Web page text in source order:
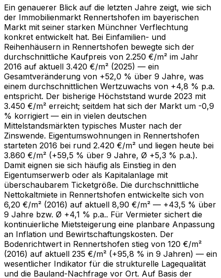
Ein genauerer Blick auf die letzten Jahre zeigt, wie sich
der Immobilienmarkt Rennertshofen im bayerischen
Markt mit seiner starken Münchner Verflechtung
konkret entwickelt hat. Bei Einfamilien- und
Reihenhäusern in Rennertshofen bewegte sich der
durchschnittliche Kaufpreis von 2.250 €/m² im Jahr
2016 auf aktuell 3.420 €/m² (2025) — ein
Gesamtveränderung von +52,0 % über 9 Jahre, was
einem durchschnittlichen Wertzuwachs von +4,8 % p.a.
entspricht. Der bisherige Höchststand wurde 2023 mit
3.450 €/m² erreicht; seitdem hat sich der Markt um -0,9
% korrigiert — ein in vielen deutschen
Mittelstandsmärkten typisches Muster nach der
Zinswende. Eigentumswohnungen in Rennertshofen
starteten 2016 bei rund 2.420 €/m² und liegen heute bei
3.860 €/m² (+59,5 % über 9 Jahre, Ø +5,3 % p.a.).
Damit eignen sie sich häufig als Einstieg in den
Eigentumserwerb oder als Kapitalanlage mit
überschaubarem Ticketgröße. Die durchschnittliche
Nettokaltmiete in Rennertshofen entwickelte sich von
6,20 €/m² (2016) auf aktuell 8,90 €/m² — +43,5 % über
9 Jahre bzw. Ø +4,1 % p.a.. Für Vermieter sichert die
kontinuierliche Mietsteigerung eine planbare Anpassung
an Inflation und Bewirtschaftungskosten. Der
Bodenrichtwert in Rennertshofen stieg von 120 €/m²
(2016) auf aktuell 235 €/m² (+95,8 % in 9 Jahren) — ein
wesentlicher Indikator für die strukturelle Lagequalität
und die Bauland-Nachfrage vor Ort. Auf Basis der